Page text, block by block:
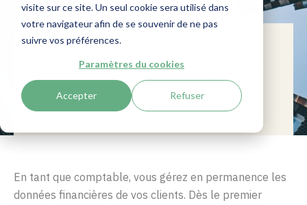
visite sur ce site. Un seul cookie sera utilisé dans
votre navigateur afin de se souvenir de ne pas
suivre vos préférences.
Paramètres du cookies
Accepter Refuser
prévention du blanchiment
d'argent
En tant que comptable, vous gérez en permanence les
données financières de vos clients. Dès le premier